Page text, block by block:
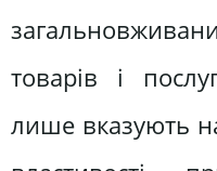
товарів і
лише вказують на